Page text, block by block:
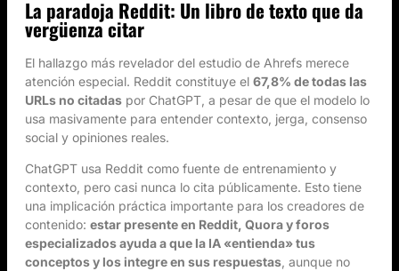
La paradoja Reddit: Un libro de texto que da
vergüenza citar
El hallazgo más revelador del estudio de Ahrefs merece
atención especial. Reddit constituye el 67,8% de todas las
URLs no citadas por ChatGPT, a pesar de que el modelo lo
usa masivamente para entender contexto, jerga, consenso
social y opiniones reales.
ChatGPT usa Reddit como fuente de entrenamiento y
contexto, pero casi nunca lo cita públicamente. Esto tiene
una implicación práctica importante para los creadores de
contenido: estar presente en Reddit, Quora y foros
especializados ayuda a que la IA «entienda» tus
conceptos y los integre en sus respuestas , aunque no